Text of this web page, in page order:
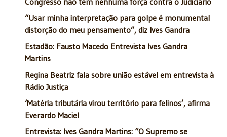
“Usar minha interpretação para golpe é monumental
distorção do meu pensamento”, diz Ives Gandra
Estadão: Fausto Macedo Entrevista Ives Gandra
Martins
Regina Beatriz fala sobre união estável em entrevista à
Rádio Justiça
‘Matéria tributária virou território para felinos’, afirma
Everardo Maciel
Entrevista: Ives Gandra Martins: “O Supremo se